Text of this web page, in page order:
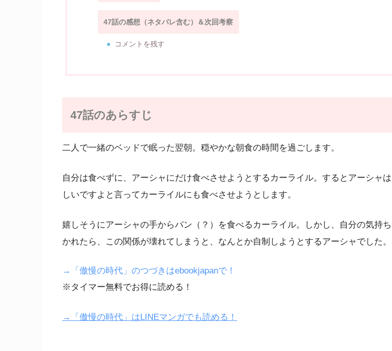
47話の感想（ネタバレ含む）＆次回考察
コメントを残す
47話のあらすじ
二人で一緒のベッドで眠った翌朝。穏やかな朝食の時間を過ごします。
自分は食べずに、アーシャにだけ食べさせようとするカーライル。するとアーシャ
しいですよと言ってカーライルにも食べさせようとします。
嬉しそうにアーシャの手からパン（？）を食べるカーライル。しかし、自分の気持
かれたら、この関係が壊れてしまうと、なんとか自制しようとするアーシャでした。
→「傲慢の時代」のつづきはebookjapanで！
※タイマー無料でお得に読める！
→「傲慢の時代」はLINEマンガでも読める！